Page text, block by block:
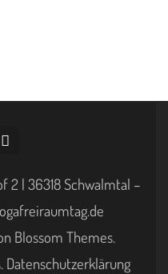
2 | 36318 Schwalmtal –
Blossom Themes.
. Datenschutzerklärung